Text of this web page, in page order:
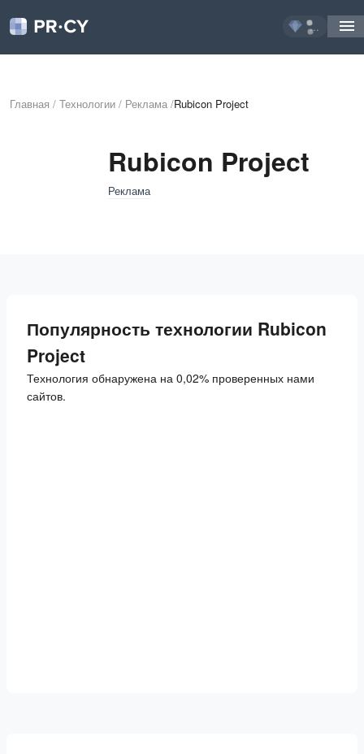
...
Главная / Технологии / Реклама /Rubicon Project
Rubicon Project
Реклама
Популярность технологии Rubicon
Project
Технология обнаружена на 0,02% проверенных нами
сайтов.